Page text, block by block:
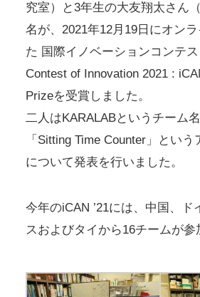
究室）と3年生の大友翔太さん
名が、2021年12月19日にオン
た 国際イノベーションコンテ
Contest of Innovation 2021 :
Prizeを受賞しました。
二人はKARALABというチーム名
「Sitting Time Counter」とい
について発表を行いました。
今年のiCAN ’21には、中国、ド
スおよびタイから16チームが参